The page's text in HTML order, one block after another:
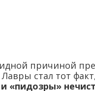
причиной
Лавры стал тот
«пидозры»